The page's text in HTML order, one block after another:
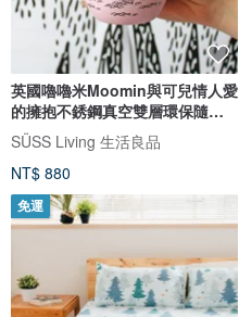
英國嚕嚕米Moomin與可兒情人愛
的擁抱不銹鋼真空雙層環保隨行
杯
SÜSS Living 生活良品
NT$ 880
免運